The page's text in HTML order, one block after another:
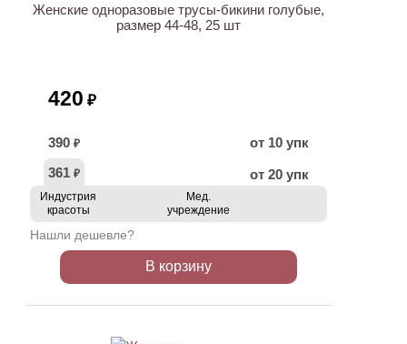
Женские одноразовые трусы-бикини голубые,
размер 44-48, 25 шт
420 ₽
390 ₽
от 10 упк
361 ₽ от 20 упк
Индустрия
красоты
Мед.
учреждение
Нашли дешевле?
В корзину